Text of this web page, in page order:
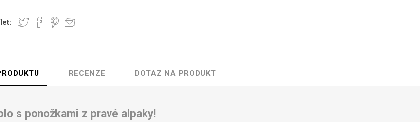
RECENZE DOTAZ NA PRODUKT
s ponožkami z pravé alpaky!